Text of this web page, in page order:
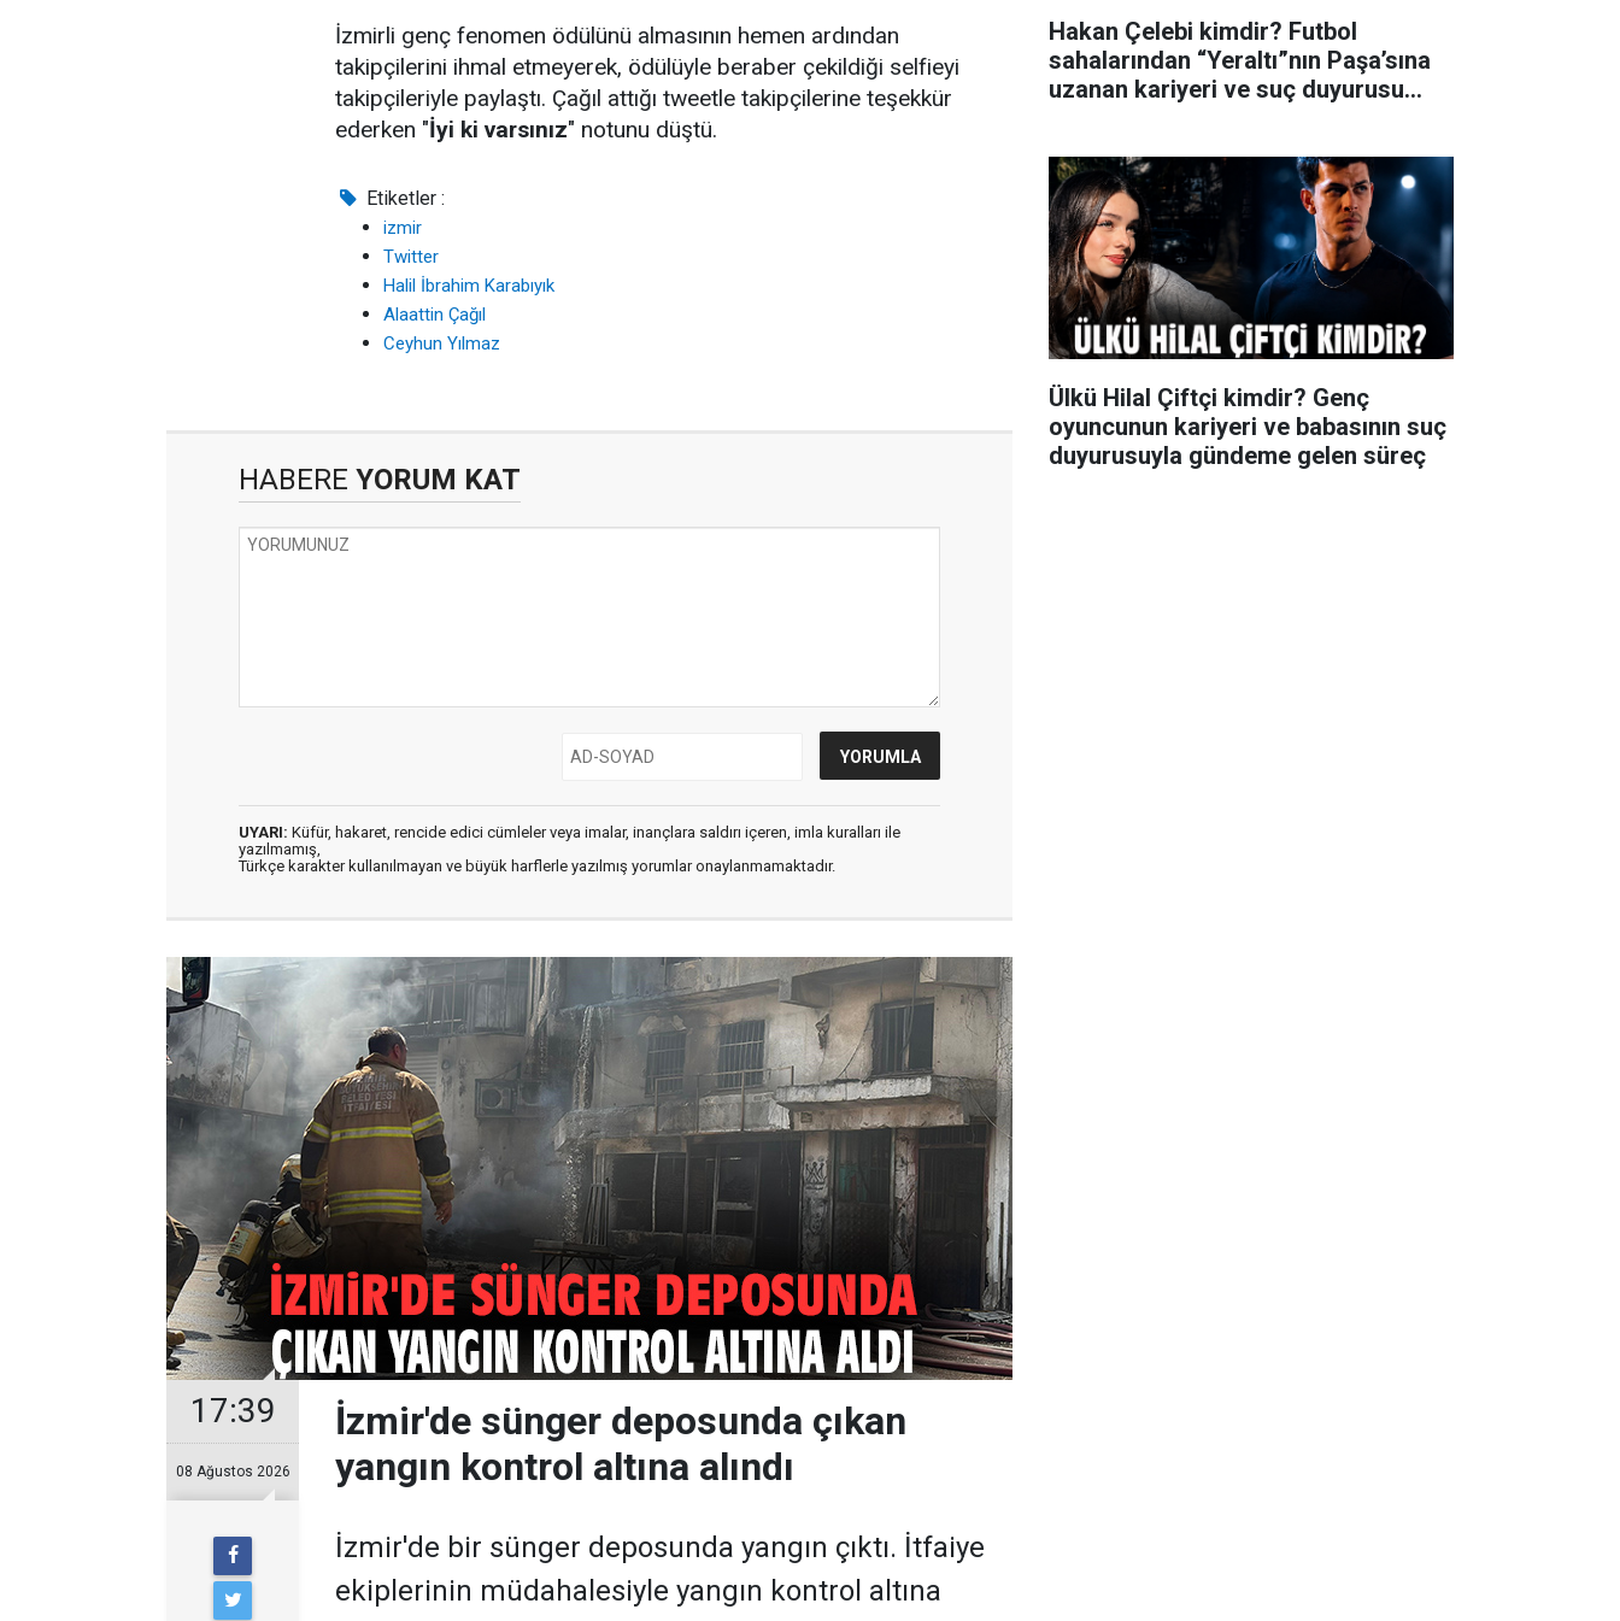
İzmirli genç fenomen ödülünü almasının hemen ardından
takipçilerini ihmal etmeyerek, ödülüyle beraber çekildiği selfieyi
takipçileriyle paylaştı. Çağıl attığı tweetle takipçilerine teşekkür
ederken "İyi ki varsınız" notunu düştü.
Etiketler :
izmir
Twitter
Halil İbrahim Karabıyık
Alaattin Çağıl
Ceyhun Yılmaz
HABERE YORUM KAT
UYARI: Küfür, hakaret, rencide edici cümleler veya imalar, inançlara saldırı içeren, imla kuralları ile
yazılmamış,
Türkçe karakter kullanılmayan ve büyük harflerle yazılmış yorumlar onaylanmamaktadır.
17:39
08 Ağustos 2026
İzmir'de sünger deposunda çıkan
yangın kontrol altına alındı
İzmir'de bir sünger deposunda yangın çıktı. İtfaiye
ekiplerinin müdahalesiyle yangın kontrol altına
Hakan Çelebi kimdir? Futbol
sahalarından “Yeraltı”nın Paşa’sına
uzanan kariyeri ve suç duyurusu
Ülkü Hilal Çiftçi kimdir? Genç
oyuncunun kariyeri ve babasının suç
duyurusuyla gündeme gelen süreç